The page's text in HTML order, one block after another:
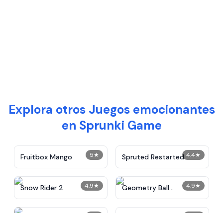
Explora otros Juegos emocionantes
en Sprunki Game
5★
Fruitbox Mango 4.4★
Spruted Restarted
4.9★
Snow Rider 2 4.9★
Geometry Ball
Challenge